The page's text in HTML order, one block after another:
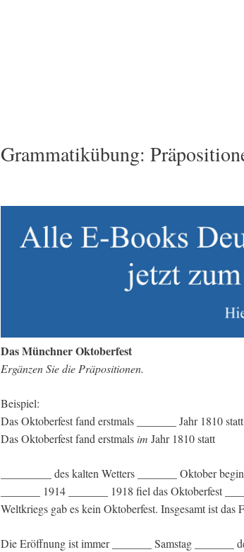
Grammatikübung:
Das Münchner Oktoberfest
Ergänzen Sie die Präpositionen.
Beispiel:
Das Oktoberfest fand erstmals _______ Jahr 1810
Das Oktoberfest fand erstmals im Jahr 1810 statt
_________ des kalten Wetters _______ Oktober
_______ 1914 _______ 1918 fiel das Oktoberfest
Weltkriegs gab es kein Oktoberfest. Insgesamt ist das
Die Eröffnung ist immer _______ Samstag _______